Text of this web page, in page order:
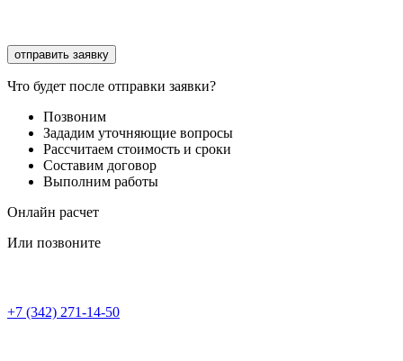
Что будет после отправки заявки?
Позвоним
Зададим уточняющие вопросы
Рассчитаем стоимость и сроки
Составим договор
Выполним работы
Онлайн расчет
Или позвоните
+7 (342) 271-14-50